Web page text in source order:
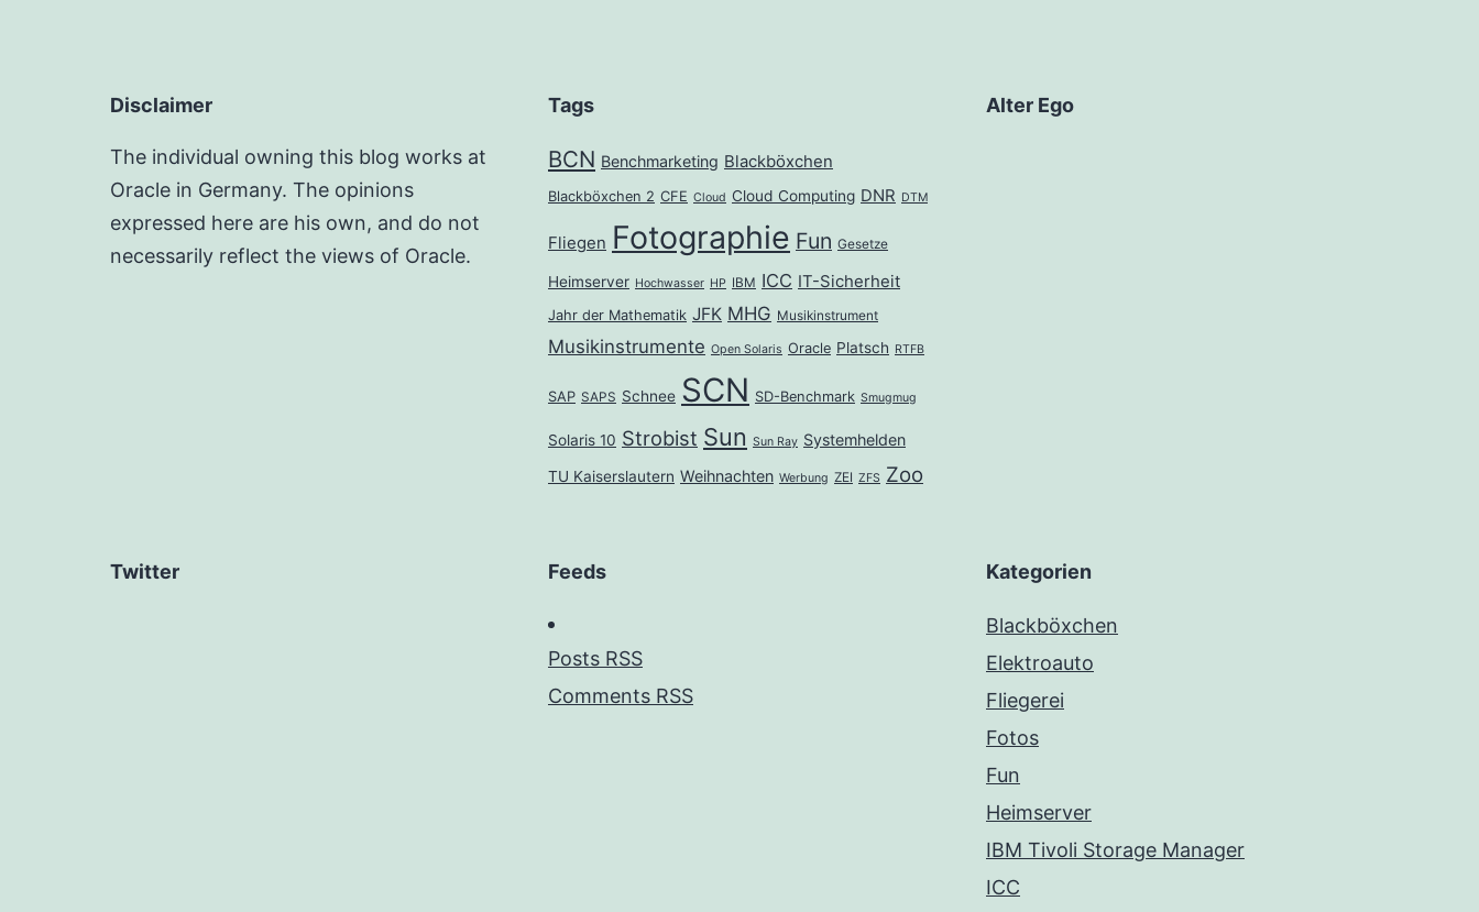
Disclaimer
The individual owning this blog works at
Oracle in Germany. The opinions
expressed here are his own, and do not
necessarily reflect the views of Oracle.
Tags
BCN Benchmarketing Blackböxchen
Blackböxchen 2 CFE Cloud Cloud Computing DNR DTM
Fliegen Fotographie Fun Gesetze
Heimserver Hochwasser HP IBM ICC IT-Sicherheit
Jahr der Mathematik JFK MHG Musikinstrument
Musikinstrumente Open Solaris Oracle Platsch RTFB
SAP SAPS Schnee SCN SD-Benchmark Smugmug
Solaris 10 Strobist Sun Sun Ray Systemhelden
TU Kaiserslautern Weihnachten Werbung ZEI ZFS Zoo
Alter Ego
Twitter Feeds
Posts RSS
Comments RSS
Kategorien
Blackböxchen
Elektroauto
Fliegerei
Fotos
Fun
Heimserver
IBM Tivoli Storage Manager
ICC